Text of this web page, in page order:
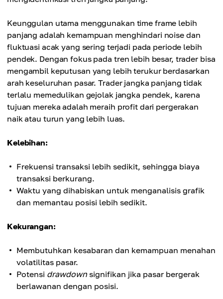
Keunggulan utama menggunakan time frame lebih
panjang adalah kemampuan menghindari noise dan
fluktuasi acak yang sering terjadi pada periode lebih
pendek. Dengan fokus pada tren lebih besar, trader bisa
mengambil keputusan yang lebih terukur berdasarkan
arah keseluruhan pasar. Trader jangka panjang tidak
terlalu memedulikan gejolak jangka pendek, karena
tujuan mereka adalah meraih profit dari pergerakan
naik atau turun yang lebih luas.
Kelebihan:
Frekuensi transaksi lebih sedikit, sehingga biaya
transaksi berkurang.
Waktu yang dihabiskan untuk menganalisis grafik
dan memantau posisi lebih sedikit.
Kekurangan:
Membutuhkan kesabaran dan kemampuan menahan
volatilitas pasar.
Potensi drawdown signifikan jika pasar bergerak
berlawanan dengan posisi.